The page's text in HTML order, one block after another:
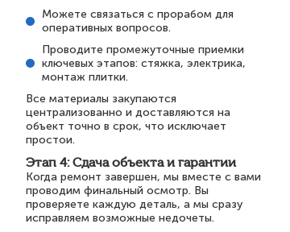
Можете связаться с прорабом для
оперативных вопросов.
Проводите промежуточные приемки
ключевых этапов: стяжка, электрика,
монтаж плитки.
Все материалы закупаются
централизованно и доставляются на
объект точно в срок, что исключает
простои.
Этап 4: Сдача объекта и гарантии
Когда ремонт завершен, мы вместе с вами
проводим финальный осмотр. Вы
проверяете каждую деталь, а мы сразу
исправляем возможные недочеты.